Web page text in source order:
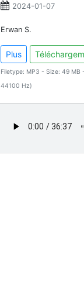
2024-01-07
Erwan S.
Plus
Filetype: MP3 - Size: 49 MB
44100 Hz)